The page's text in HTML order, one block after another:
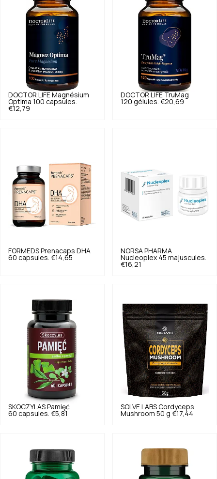
DOCTOR LIFE Magnésium
Optima 100 capsules.
€12,79
DOCTOR LIFE TruMag
120 gélules. €20,69
FORMEDS Prenacaps DHA
60 capsules. €14,65
NORSA PHARMA
Nucleoplex 45 majuscules.
€16,21
SKOCZYLAS Pamięć
60 capsules. €5,81
SOLVE LABS Cordyceps
Mushroom 50 g €17,44